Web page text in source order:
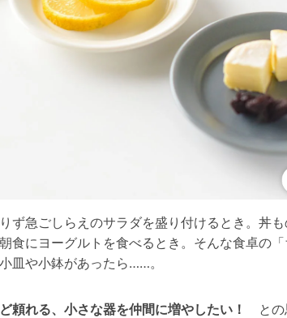
ず急ごしらえのサラダを盛り付けるとき。丼
食にヨーグルトを食べるとき。そんな食卓の
皿や小鉢があったら……。
頼れる、小さな器を仲間に増やしたい！
との